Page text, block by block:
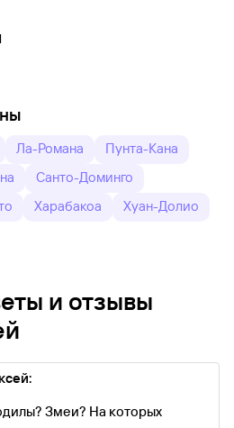
Ла-Романа
Пунта-Кана
Санто-Доминго
Харабакоа
Хуан-Долио
и отзывы
Змеи? На которых